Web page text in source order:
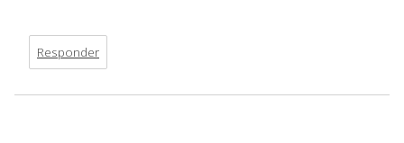
Responder